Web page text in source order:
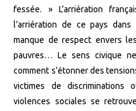
fessée. » L’arriération
l’arriération de ce pays
manque de respect envers
pauvres… Le sens civique
comment s’étonner des
victimes de discriminations
violences sociales se